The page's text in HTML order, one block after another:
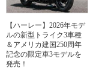
【ハーレー】2026年モデ
ルの新型トライク3車種
＆アメリカ建国250周年
記念の限定車3モデルを
発売！